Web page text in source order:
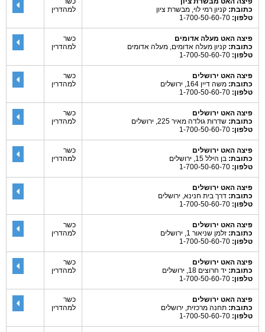
כתובת: קניון רמי לוי, מבשרת ציון
טלפון:
למהדרין
פיצה האט מעלה אדומים
כתובת: קניון מעלה אדומים, מעלה אדומים
טלפון:
כשר
למהדרין
פיצה האט ירושלים
כתובת: משה דיין 164, ירושלים
טלפון:
כשר
למהדרין
פיצה האט ירושלים
כתובת: שדרות גולדה מאיר 225, ירושלים
טלפון:
כשר
למהדרין
פיצה האט ירושלים
כתובת: בן הילל 15, ירושלים
טלפון:
כשר
למהדרין
פיצה האט ירושלים
כתובת: דרך בית חנינא, ירושלים
טלפון:
פיצה האט ירושלים
כתובת: זלמן שניאור 1, ירושלים
טלפון:
כשר
למהדרין
פיצה האט ירושלים
כתובת: יד חרוצים 18, ירושלים
טלפון:
כשר
למהדרין
פיצה האט ירושלים
כתובת: תחנה מרכזית, ירושלים
טלפון:
כשר
למהדרין